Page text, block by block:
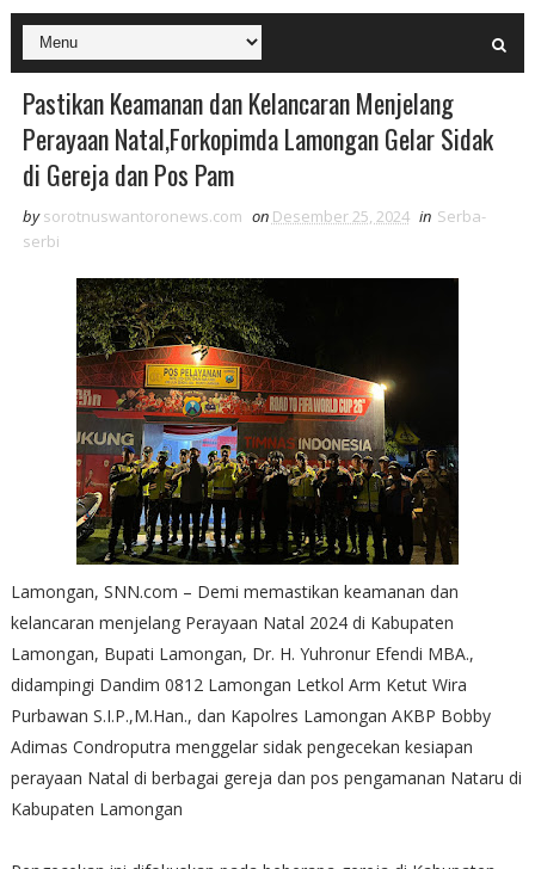
Pastikan Keamanan dan Kelancaran Menjelang
Perayaan Natal,Forkopimda Lamongan Gelar Sidak
di Gereja dan Pos Pam
by sorotnuswantoronews.com on Desember 25, 2024 in Serba-
serbi
Lamongan, SNN.com – Demi memastikan keamanan dan
kelancaran menjelang Perayaan Natal 2024 di Kabupaten
Lamongan, Bupati Lamongan, Dr. H. Yuhronur Efendi MBA.,
didampingi Dandim 0812 Lamongan Letkol Arm Ketut Wira
Purbawan S.I.P.,M.Han., dan Kapolres Lamongan AKBP Bobby
Adimas Condroputra menggelar sidak pengecekan kesiapan
perayaan Natal di berbagai gereja dan pos pengamanan Nataru di
Kabupaten Lamongan